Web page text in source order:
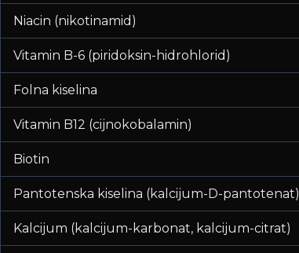
Niacin (nikotinamid)
Vitamin B-6 (piridoksin-hidrohlorid)
Folna kiselina
Vitamin B12 (cijnokobalamin)
Biotin
Pantotenska kiselina (kalcijum-D-pantotenat)
Kalcijum (kalcijum-karbonat, kalcijum-citrat)